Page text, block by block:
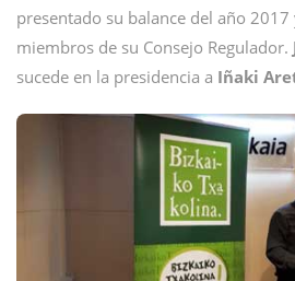
presentado su balance del año
miembros de su Consejo Regulador.
sucede en la presidencia a Iñaki